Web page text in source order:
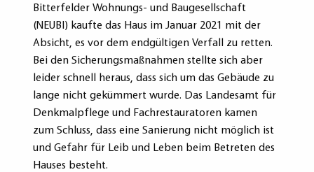
Bitterfelder Wohnungs- und Baugesellschaft
(NEUBI) kaufte das Haus im Januar 2021 mit der
Absicht, es vor dem endgültigen Verfall zu retten.
Bei den Sicherungsmaßnahmen stellte sich aber
leider schnell heraus, dass sich um das Gebäude zu
lange nicht gekümmert wurde. Das Landesamt für
Denkmalpflege und Fachrestauratoren kamen
zum Schluss, dass eine Sanierung nicht möglich ist
und Gefahr für Leib und Leben beim Betreten des
Hauses besteht.